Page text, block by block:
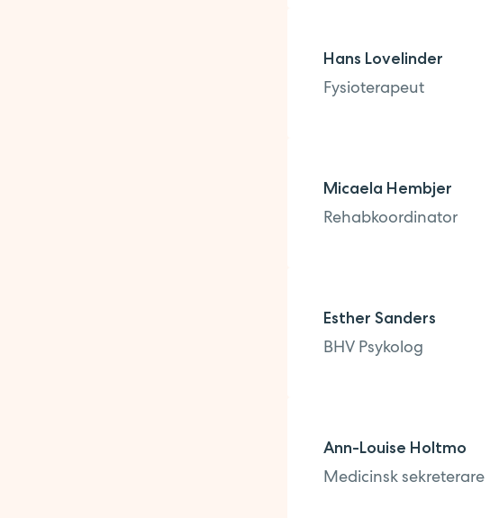
Hans Lovelinder
Fysioterapeut
Micaela Hembjer
Rehabkoordinator
Esther Sanders
BHV Psykolog
Ann-Louise Holtmo
Medicinsk sekreterare